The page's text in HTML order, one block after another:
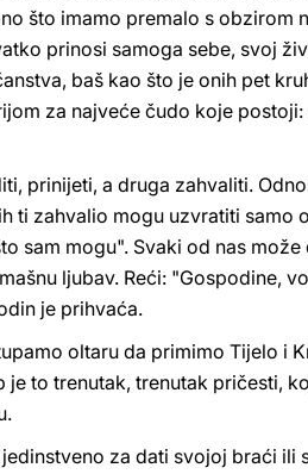
što imamo premalo s obzirom
prinosi samoga sebe, svoj
baš kao što je onih pet
za najveće čudo koje postoji:
prinijeti, a druga zahvaliti.
ti zahvalio mogu uzvratiti samo
sam mogu". Svaki od nas može
ljubav. Reći: "Gospodine,
je prihvaća.
oltaru da primimo Tijelo i
to trenutak, trenutak pričesti,
za dati svojoj braći ili